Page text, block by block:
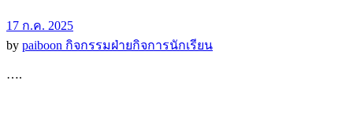
17 ก.ค. 2025
by paiboon กิจกรรมฝ่ายกิจการนักเรียน
….